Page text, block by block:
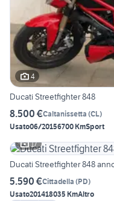
4
Ducati Streetfighter 848
8.500 €Caltanissetta (CL)
Usato06/20156700 KmSport
17
Ducati Streetfighter 848
5.590 €Cittadella (PD)
Usato201418035 KmAltro